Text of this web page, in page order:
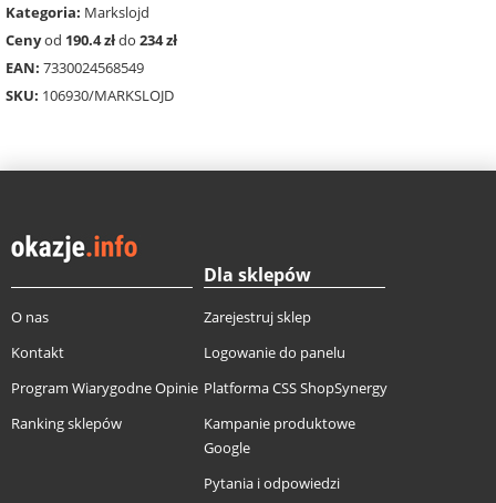
Kategoria: Markslojd
Cenyod 190.4 złdo 234 zł
EAN: 7330024568549
SKU: 106930/MARKSLOJD
O nas
Kontakt
Program Wiarygodne Opinie
Ranking sklepów
Dla sklepów
Zarejestruj sklep
Logowanie do panelu
Platforma CSS ShopSynergy
Kampanie produktowe
Google
Pytania i odpowiedzi